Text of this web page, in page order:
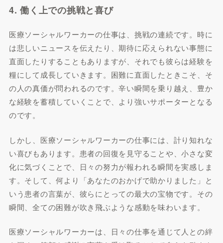
4. 働く上での挑戦と喜び
医療ソーシャルワーカーの仕事は、挑戦の連続です。時に
は悲しいニュースを伝えたり、期待に応えられない事態に
直面したりすることもありますが、それでも彼らは経験を
糧にして成長していきます。困難に直面したときこそ、そ
の人の真価が問われるのです。辛い瞬間を乗り越え、豊か
な経験を蓄積していくことで、より強いサポーターとなる
のです。
しかし、医療ソーシャルワーカーの仕事には、計り知れな
い喜びもあります。患者の回復を見守ることや、小さな変
化に気づくことで、日々の努力が報われる瞬間を実感しま
す。そして、何より「あなたのおかげで助かりました」と
いう患者の言葉が、彼らにとっての最大の宝物です。その
瞬間、全ての困難が吹き飛ぶような感動を味わいます。
医療ソーシャルワーカーは、日々の仕事を通じて人との絆